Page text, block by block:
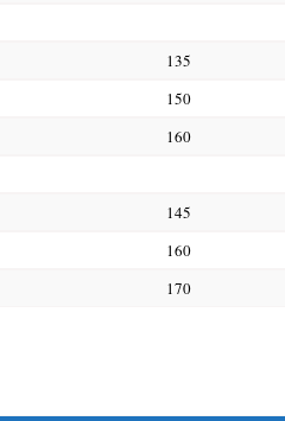
135
150
160
145
160
170